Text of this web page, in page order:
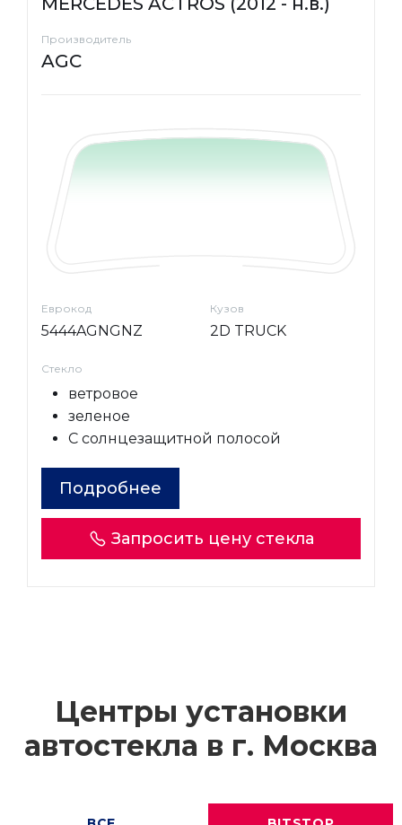
Производитель
AGC
Еврокод
5444AGNGNZ
Кузов
2D TRUCK
Стекло
ветровое
зеленое
С солнцезащитной полосой
Подробнее
Запросить цену стекла
Центры установки
автостекла в г. Москва